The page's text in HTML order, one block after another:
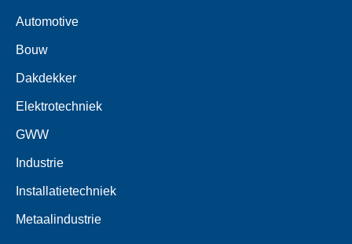
Automotive
Bouw
Dakdekker
Elektrotechniek
GWW
Industrie
Installatietechniek
Metaalindustrie